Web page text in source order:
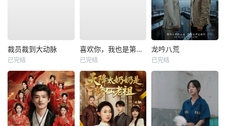
裁员裁到大动脉
已完结
喜欢你，我也是第一部
已完结
龙吟八荒
已完结